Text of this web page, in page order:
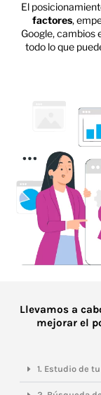
El
factores,
Google, cambios
todo lo que
Llevamos a
mejorar el
1. Estudio de